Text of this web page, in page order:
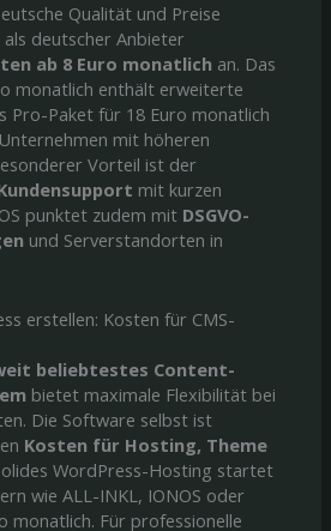
Qualität und Preise
deutscher Anbieter
ab 8 Euro monatlich an. Das
monatlich enthält erweiterte
Pro-Paket für 18 Euro monatlich
mit höheren
Vorteil ist der
mit kurzen
punktet zudem mit DSGVO-
und Serverstandorten in
erstellen: Kosten für CMS-
beliebtestes Content-
bietet maximale Flexibilität bei
Die Software selbst ist
Kosten für Hosting, Theme
WordPress-Hosting startet
wie ALL-INKL, IONOS oder
monatlich. Für professionelle